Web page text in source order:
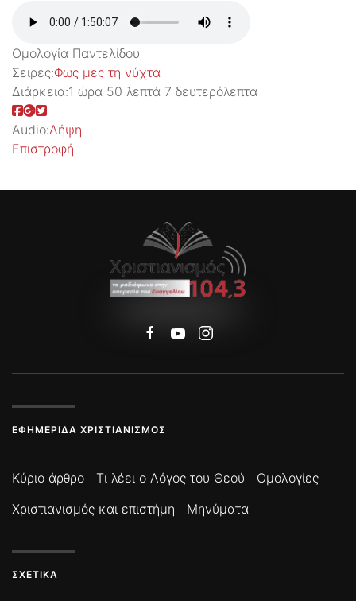
Ομολογία Παντελίδου
Σειρές:Φως μες τη νύχτα
Διάρκεια:1 ώρα 50 λεπτά 7 δευτερόλεπτα
Audio:Λήψη
Επιστροφή
ΕΦΗΜΕΡΊΔΑ ΧΡΙΣΤΙΑΝΙΣΜΌΣ
Κύριο άρθρο Τι λέει ο Λόγος του Θεού
Ομολογίες
Χριστιανισμός και επιστήμη
Μηνύματα
ΣΧΕΤΙΚΆ